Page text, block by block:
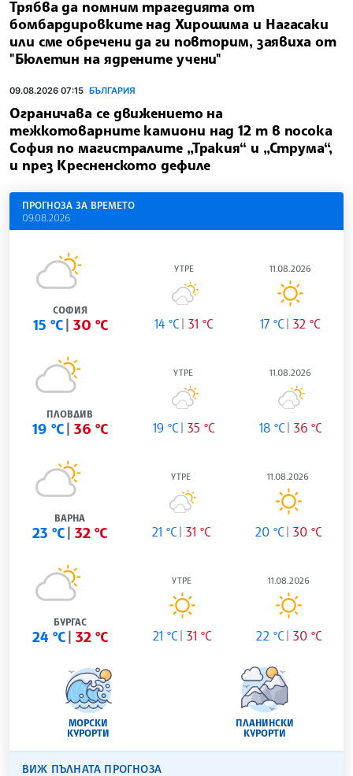
Трябва да помним трагедията от
бомбардировките над Хирошима и Нагасаки
или сме обречени да ги повторим, заявиха от
"Бюлетин на ядрените учени"
09.08.2026 07:15 БЪЛГАРИЯ
Ограничава се движението на
тежкотоварните камиони над 12 т в посока
София по магистралите „Тракия“ и „Струма“,
и през Кресненското дефиле
ПРОГНОЗА ЗА ВРЕМЕТО
09.08.2026
СОФИЯ
15 °C 30 °C
УТРЕ
14 °C 31 °C
11.08.2026
17 °C 32 °C
ПЛОВДИВ
19 °C 36 °C
УТРЕ
19 °C 35 °C
11.08.2026
18 °C 36 °C
ВАРНА
23 °C 32 °C
УТРЕ
21 °C 31 °C
11.08.2026
20 °C 30 °C
БУРГАС
24 °C 32 °C
УТРЕ
21 °C 31 °C
11.08.2026
22 °C 30 °C
МОРСКИ
КУРОРТИ
ПЛАНИНСКИ
КУРОРТИ
ВИЖ ПЪЛНАТА ПРОГНОЗА